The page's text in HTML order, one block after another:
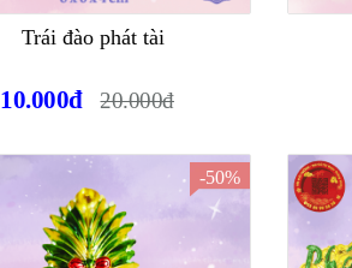
Trái đào phát tài
10.000đ 20.000đ
-50%